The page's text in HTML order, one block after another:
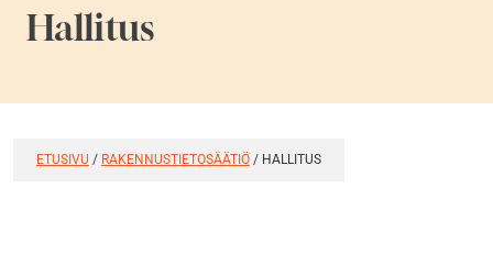
Hallitus
ETUSIVU / RAKENNUSTIETOSÄÄTIÖ/ HALLITUS